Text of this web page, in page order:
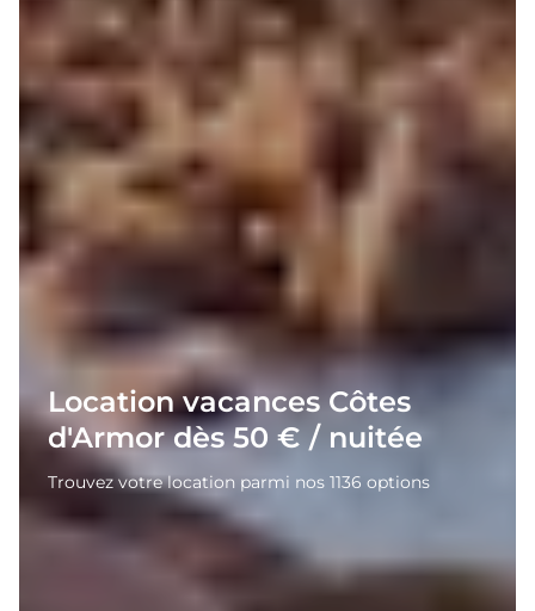
Location vacances Côtes
d'Armor dès 50 € / nuitée
Trouvez votre location parmi nos 1136 options